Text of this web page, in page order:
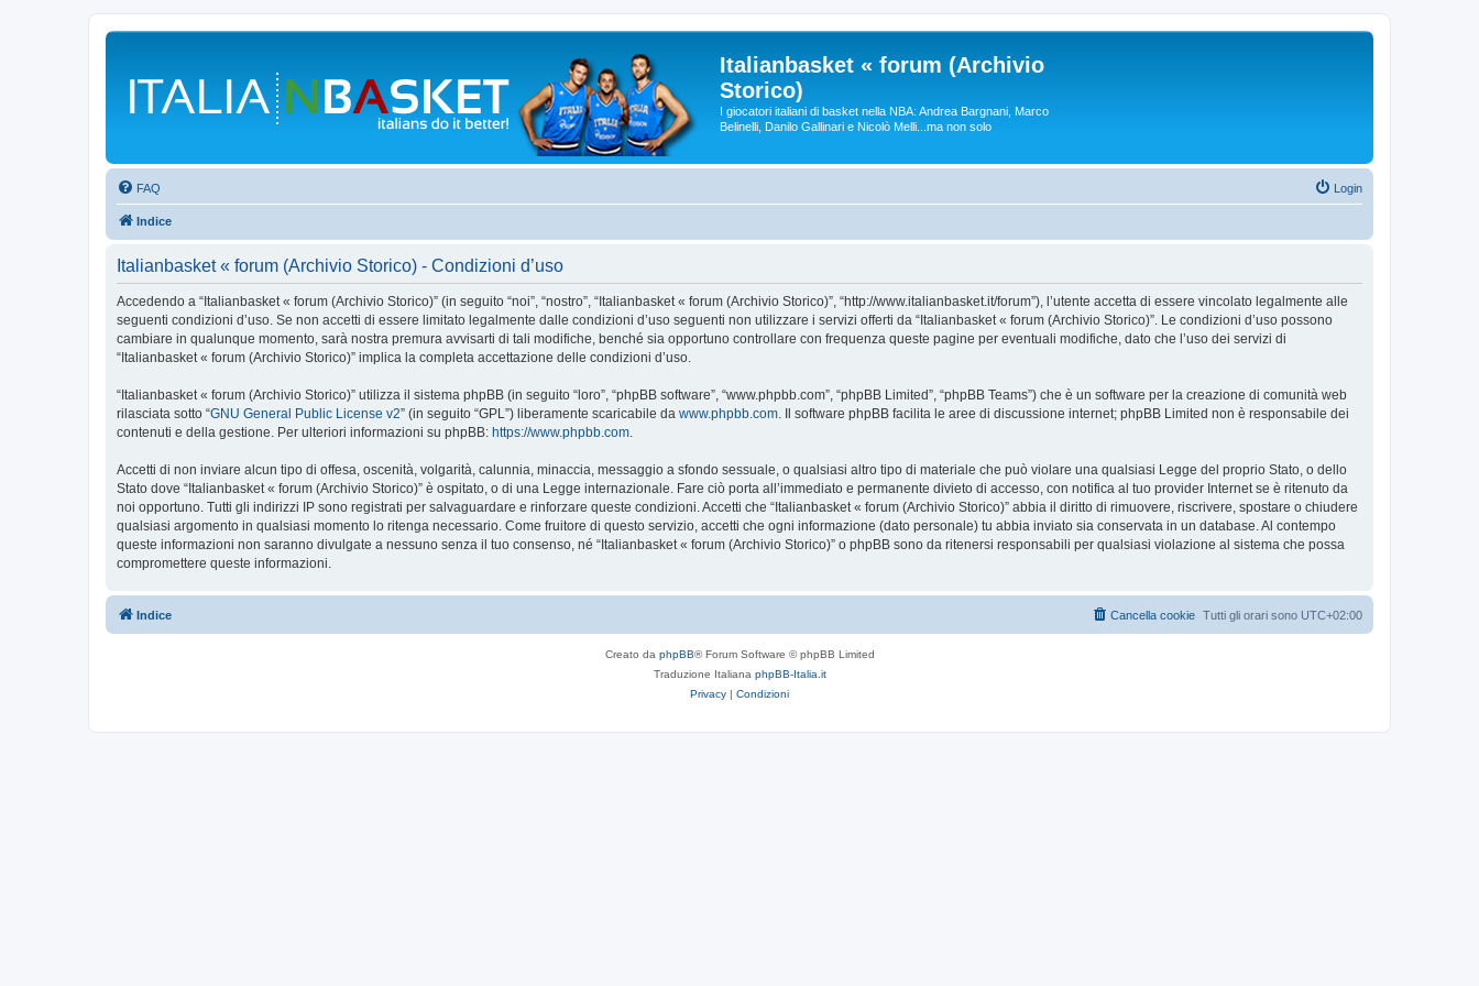
Italianbasket « forum (Archivio
Storico)
I giocatori italiani di basket nella NBA: Andrea Bargnani, Marco
Belinelli, Danilo Gallinari e Nicolò Melli...ma non solo
FAQ Login
Indice
Italianbasket « forum (Archivio Storico) - Condizioni d’uso
Accedendo a “Italianbasket « forum (Archivio Storico)” (in seguito “noi”, “nostro”, “Italianbasket « forum (Archivio Storico)”, “http://www.italianbasket.it/forum”), l’utente accetta di essere vincolato legalmente alle
seguenti condizioni d’uso. Se non accetti di essere limitato legalmente dalle condizioni d’uso seguenti non utilizzare i servizi offerti da “Italianbasket « forum (Archivio Storico)”. Le condizioni d’uso possono
cambiare in qualunque momento, sarà nostra premura avvisarti di tali modifiche, benché sia opportuno controllare con frequenza queste pagine per eventuali modifiche, dato che l’uso dei servizi di
“Italianbasket « forum (Archivio Storico)” implica la completa accettazione delle condizioni d’uso.
“Italianbasket « forum (Archivio Storico)” utilizza il sistema phpBB (in seguito “loro”, “phpBB software”, “www.phpbb.com”, “phpBB Limited”, “phpBB Teams”) che è un software per la creazione di comunità web
rilasciata sotto “GNU General Public License v2” (in seguito “GPL”) liberamente scaricabile da www.phpbb.com. Il software phpBB facilita le aree di discussione internet; phpBB Limited non è responsabile dei
contenuti e della gestione. Per ulteriori informazioni su phpBB: https://www.phpbb.com.
Accetti di non inviare alcun tipo di offesa, oscenità, volgarità, calunnia, minaccia, messaggio a sfondo sessuale, o qualsiasi altro tipo di materiale che può violare una qualsiasi Legge del proprio Stato, o dello
Stato dove “Italianbasket « forum (Archivio Storico)” è ospitato, o di una Legge internazionale. Fare ciò porta all’immediato e permanente divieto di accesso, con notifica al tuo provider Internet se è ritenuto da
noi opportuno. Tutti gli indirizzi IP sono registrati per salvaguardare e rinforzare queste condizioni. Accetti che “Italianbasket « forum (Archivio Storico)” abbia il diritto di rimuovere, riscrivere, spostare o chiudere
qualsiasi argomento in qualsiasi momento lo ritenga necessario. Come fruitore di questo servizio, accetti che ogni informazione (dato personale) tu abbia inviato sia conservata in un database. Al contempo
queste informazioni non saranno divulgate a nessuno senza il tuo consenso, né “Italianbasket « forum (Archivio Storico)” o phpBB sono da ritenersi responsabili per qualsiasi violazione al sistema che possa
compromettere queste informazioni.
Indice Tutti gli orari sono UTC+02:00
Cancella cookie
Creato da phpBB® Forum Software © phpBB Limited
Traduzione Italiana phpBB-Italia.it
Privacy | Condizioni